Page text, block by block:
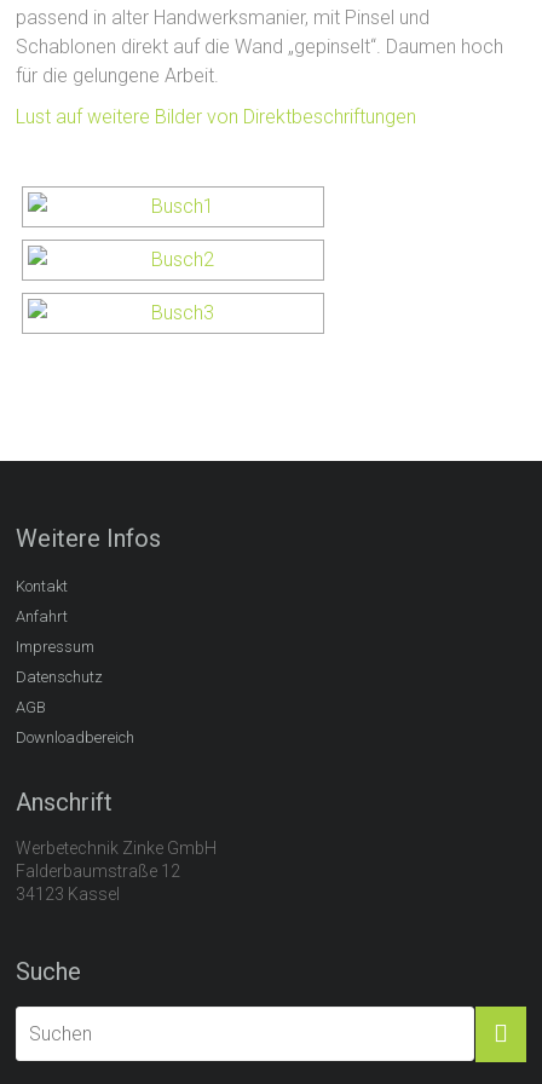
passend in alter Handwerksmanier, mit Pinsel und
Schablonen direkt auf die Wand „gepinselt“. Daumen hoch
für die gelungene Arbeit.
Lust auf weitere Bilder von Direktbeschriftungen
Weitere Infos
Kontakt
Anfahrt
Impressum
Datenschutz
AGB
Downloadbereich
Anschrift
Werbetechnik Zinke GmbH
Falderbaumstraße 12
34123 Kassel
Suche